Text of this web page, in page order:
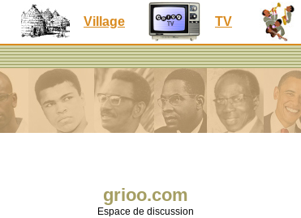
Village TV
grioo.com
Espace de discussion